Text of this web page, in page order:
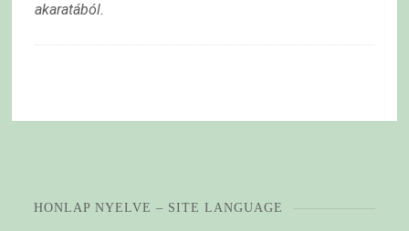
akaratából.
HONLAP NYELVE – SITE LANGUAGE